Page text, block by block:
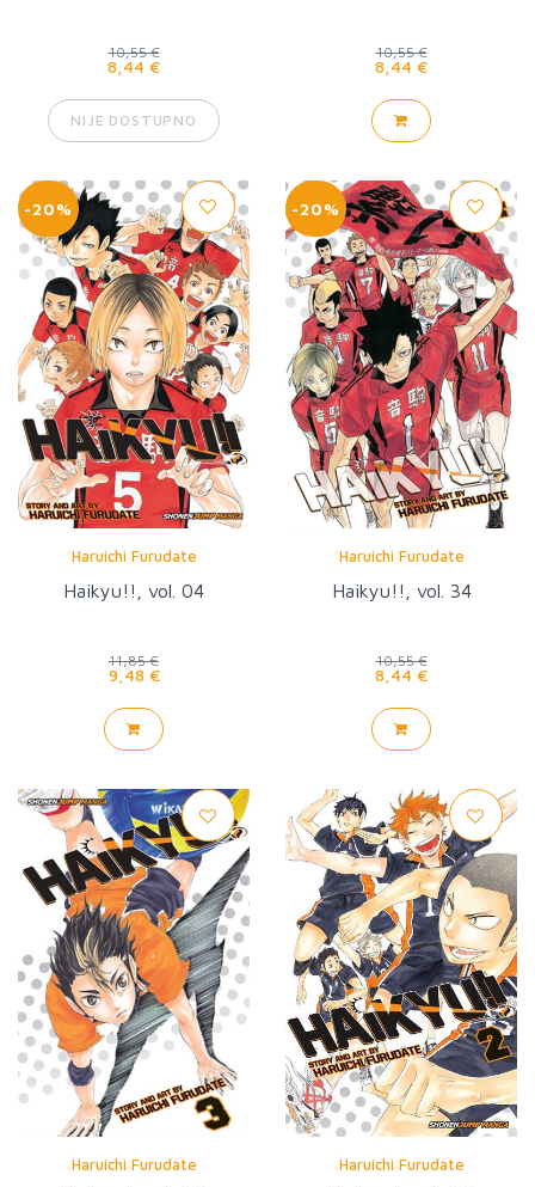
10,55 €
8,44 €
NIJE DOSTUPNO
10,55 €
8,44 €
-20%
Haruichi Furudate
Haikyu!!, vol. 04
11,85 €
9,48 €
-20%
Haruichi Furudate
Haikyu!!, vol. 34
10,55 €
8,44 €
Haruichi Furudate Haruichi Furudate